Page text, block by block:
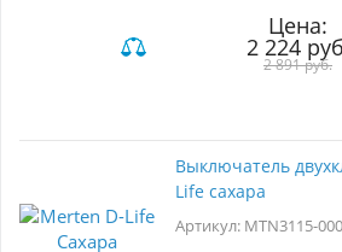
обеспечивает
спутникового
высокое качество
работу. Элегантный
позволяет
пространство,
данной розетки –
использования, что
для
монтажей.
долговечность и
Цена:
2 224
2 891 руб.
Выключатель
Life сахара
Артикул: MTN3115-